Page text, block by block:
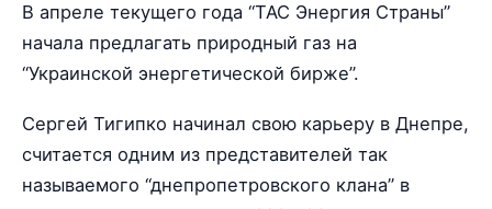
В апреле текущего года “ТАС Энергия Страны”
начала предлагать природный газ на
“Украинской энергетической бирже”.
Сергей Тигипко начинал свою карьеру в Днепре,
считается одним из представителей так
называемого “днепропетровского клана” в